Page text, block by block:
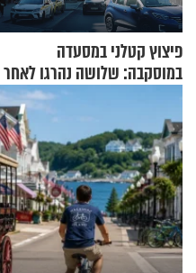
פיצוץ קטלני במסעדה
במוסקבה: שלושה נהרגו לאחר
שמטען שנשאה אישה התפוצץ